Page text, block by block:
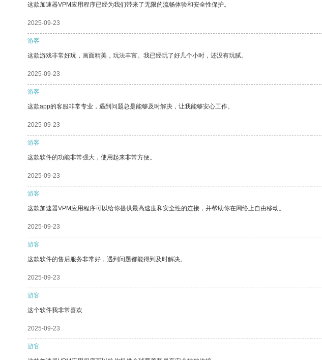
这款加速器VPM应用程序已经为我们带来了无限的流畅体验和安全性保护。
2025-09-23
游客
这款游戏非常好玩，画面精美，玩法丰富。我已经玩了好几个小时，还没有玩腻。
2025-09-23
游客
这款app的客服非常专业，遇到问题总是能够及时解决，让我能够安心工作。
2025-09-23
游客
这款软件的功能非常强大，使用起来非常方便。
2025-09-23
游客
这款加速器VPM应用程序可以给你提供最高速度和安全性的连接，并帮助你在网络上自由移动。
2025-09-23
游客
这款软件的售后服务非常好，遇到问题都能得到及时解决。
2025-09-23
游客
这个软件我非常喜欢
2025-09-23
游客